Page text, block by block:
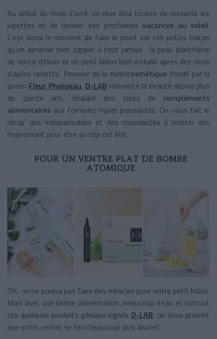
Au début du mois d'avril, on rêve déjà toutes de ressortir les
jupettes et de booker ses prochaines vacances au soleil.
C’est aussi le moment de faire le point sur ces petits tracas
qu’on aimerait bien zapper à tout jamais : la peau blanchâtre
de sortie d’hiver et un petit bidon bien installé après des mois
d’apéro raclette. Pionnier de la nutricosmétique fondé par la
queen Fleur Phelipeau, D-LAB réinvente la beauté depuis plus
de quinze ans, dealant des cures de compléments
alimentaires aux formules hyper puissantes. On vous fait le
récap’ des indispensables et des nouveautés à truster dès
maintenant pour être au top cet été.
POUR UN VENTRE PLAT DE BOMBE
ATOMIQUE
OK, on ne pourra pas faire des miracles pour votre petit bidou.
Mais avec une bonne alimentation, beaucoup d’eau et surtout
ces quelques produits géniaux signés D-LAB, on vous promet
que votre ventre se fera beaucoup plus discret :